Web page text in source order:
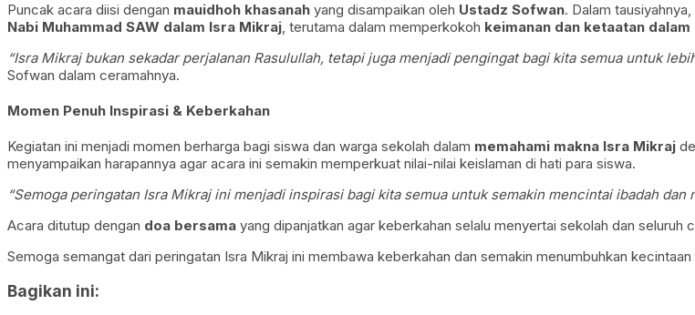
Puncak acara diisi dengan mauidhoh khasanah yang disampaikan oleh Ustadz Sofwan. Dalam
Nabi Muhammad SAW dalam Isra Mikraj, terutama dalam memperkokoh keimanan dan ketaatan
“Isra Mikraj bukan sekadar perjalanan Rasulullah, tetapi juga menjadi pengingat bagi kita semua untuk
Sofwan dalam ceramahnya.
Momen Penuh Inspirasi & Keberkahan
Kegiatan ini menjadi momen berharga bagi siswa dan warga sekolah dalam memahami makna Isra Mikraj
menyampaikan harapannya agar acara ini semakin memperkuat nilai-nilai keislaman di hati para siswa.
“Semoga peringatan Isra Mikraj ini menjadi inspirasi bagi kita semua untuk semakin mencintai ibadah
Acara ditutup dengan doa bersama yang dipanjatkan agar keberkahan selalu menyertai sekolah dan seluruh
Semoga semangat dari peringatan Isra Mikraj ini membawa keberkahan dan semakin menumbuhkan
Bagikan ini: